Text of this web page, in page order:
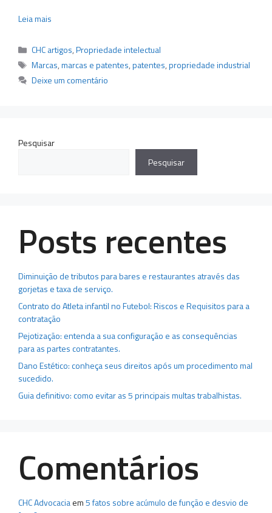
Leia mais
Categorias
CHC artigos,Propriedade intelectual
Tags
Marcas,marcas e patentes,patentes,propriedade industrial
Deixe um comentário
Pesquisar
Pesquisar
Posts recentes
Diminuição de tributos para bares e restaurantes através das
gorjetas e taxa de serviço.
Contrato do Atleta infantil no Futebol: Riscos e Requisitos para a
contratação
Pejotização: entenda a sua configuração e as consequências
para as partes contratantes.
Dano Estético: conheça seus direitos após um procedimento mal
sucedido.
Guia definitivo: como evitar as 5 principais multas trabalhistas.
Comentários
CHC Advocaciaem5 fatos sobre acúmulo de função e desvio de